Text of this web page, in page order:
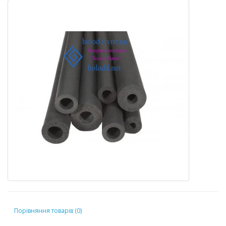
Порівняння товарів (0)